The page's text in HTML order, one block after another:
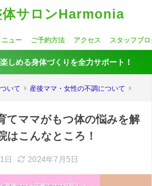
体サロンHarmonia
ュー ご予約方法 アクセス スタッフブロ
しめる身体づくりを全力サポート！
いて 産後ママ・女性の不調について
てママがもつ体の悩みを解
はこんなところ！
日 2024年7月5日